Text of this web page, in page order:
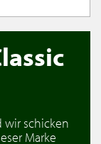
wir schicken
Marke